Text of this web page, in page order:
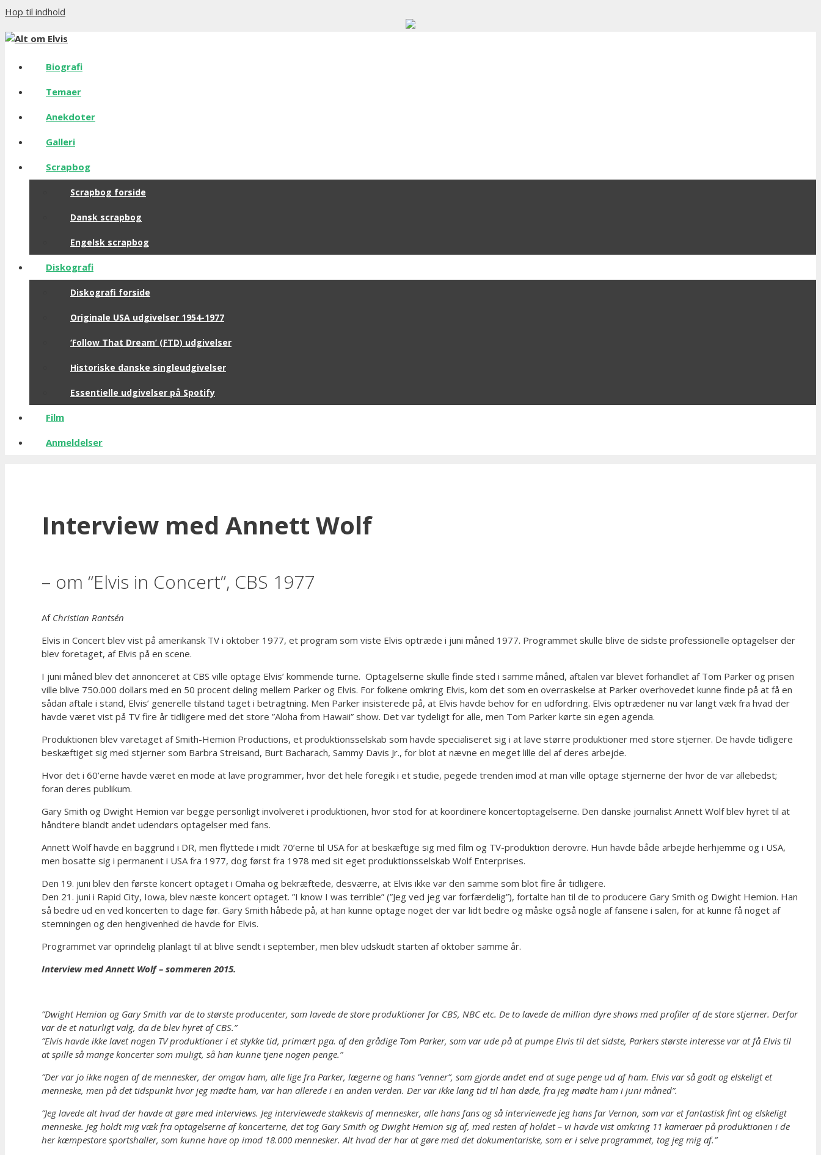
Hop til indhold
Biografi
Temaer
Anekdoter
Galleri
Scrapbog
Scrapbog forside
Dansk scrapbog
Engelsk scrapbog
Diskografi
Diskografi forside
Originale USA udgivelser 1954-1977
‘Follow That Dream’ (FTD) udgivelser
Historiske danske singleudgivelser
Essentielle udgivelser på Spotify
Film
Anmeldelser
Interview med Annett Wolf
– om “Elvis in Concert”, CBS 1977
AfChristian Rantsén
Elvis in Concert blev vist på amerikansk TV i oktober 1977, et program som viste Elvis optræde i juni måned 1977. Programmet skulle blive de sidste professionelle optagelser der
blev foretaget, af Elvis på en scene.
I juni måned blev det annonceret at CBS ville optage Elvis’ kommende turne. Optagelserne skulle finde sted i samme måned, aftalen var blevet forhandlet af Tom Parker og prisen
ville blive 750.000 dollars med en 50 procent deling mellem Parker og Elvis. For folkene omkring Elvis, kom det som en overraskelse at Parker overhovedet kunne finde på at få en
sådan aftale i stand, Elvis’ generelle tilstand taget i betragtning. Men Parker insisterede på, at Elvis havde behov for en udfordring. Elvis optrædener nu var langt væk fra hvad der
havde været vist på TV fire år tidligere med det store ”Aloha from Hawaii” show. Det var tydeligt for alle, men Tom Parker kørte sin egen agenda.
Produktionen blev varetaget af Smith-Hemion Productions, et produktionsselskab som havde specialiseret sig i at lave større produktioner med store stjerner. De havde tidligere
beskæftiget sig med stjerner som Barbra Streisand, Burt Bacharach, Sammy Davis Jr., for blot at nævne en meget lille del af deres arbejde.
Hvor det i 60’erne havde været en mode at lave programmer, hvor det hele foregik i et studie, pegede trenden imod at man ville optage stjernerne der hvor de var allebedst;
foran deres publikum.
Gary Smith og Dwight Hemion var begge personligt involveret i produktionen, hvor stod for at koordinere koncertoptagelserne. Den danske journalist Annett Wolf blev hyret til at
håndtere blandt andet udendørs optagelser med fans.
Annett Wolf havde en baggrund i DR, men flyttede i midt 70’erne til USA for at beskæftige sig med film og TV-produktion derovre. Hun havde både arbejde herhjemme og i USA,
men bosatte sig i permanent i USA fra 1977, dog først fra 1978 med sit eget produktionsselskab Wolf Enterprises.
Den 19. juni blev den første koncert optaget i Omaha og bekræftede, desværre, at Elvis ikke var den samme som blot fire år tidligere.
Den 21. juni i Rapid City, Iowa, blev næste koncert optaget. ”I know I was terrible” (”Jeg ved jeg var forfærdelig”), fortalte han til de to producere Gary Smith og Dwight Hemion. Han
så bedre ud en ved koncerten to dage før. Gary Smith håbede på, at han kunne optage noget der var lidt bedre og måske også nogle af fansene i salen, for at kunne få noget af
stemningen og den hengivenhed de havde for Elvis.
Programmet var oprindelig planlagt til at blive sendt i september, men blev udskudt starten af oktober samme år.
Interview med Annett Wolf – sommeren 2015.
”Dwight Hemion og Gary Smith var de to største producenter, som lavede de store produktioner for CBS, NBC etc. De to lavede de million dyre shows med profiler af de store stjerner. Derfor
var de et naturligt valg, da de blev hyret af CBS.”
”Elvis havde ikke lavet nogen TV produktioner i et stykke tid, primært pga. af den grådige Tom Parker, som var ude på at pumpe Elvis til det sidste, Parkers største interesse var at få Elvis til
at spille så mange koncerter som muligt, så han kunne tjene nogen penge.”
”Der var jo ikke nogen af de mennesker, der omgav ham, alle lige fra Parker, lægerne og hans ”venner”, som gjorde andet end at suge penge ud af ham. Elvis var så godt og elskeligt et
menneske, men på det tidspunkt hvor jeg mødte ham, var han allerede i en anden verden. Der var ikke lang tid til han døde, fra jeg mødte ham i juni måned”.
”Jeg lavede alt hvad der havde at gøre med interviews. Jeg interviewede stakkevis af mennesker, alle hans fans og så interviewede jeg hans far Vernon, som var et fantastisk fint og elskeligt
menneske. Jeg holdt mig væk fra optagelserne af koncerterne, det tog Gary Smith og Dwight Hemion sig af, med resten af holdet – vi havde vist omkring 11 kameraer på produktionen i de
her kæmpestore sportshaller, som kunne have op imod 18.000 mennesker. Alt hvad der har at gøre med det dokumentariske, som er i selve programmet, tog jeg mig af.”